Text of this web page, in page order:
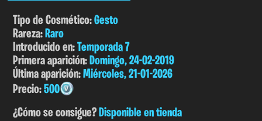
Tipo de Cosmético:Gesto
Rareza:Raro
Introducido en:Temporada 7
Primera aparición:Domingo, 24-02-2019
Última aparición:Miércoles, 21-01-2026
Precio:500
¿Cómo se consigue?Disponible en tienda